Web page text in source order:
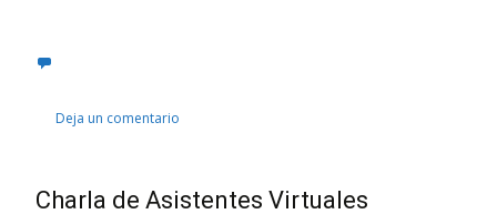
Deja un comentario
Charla de Asistentes Virtuales